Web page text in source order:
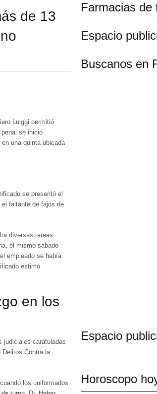
de 13
Luiggi permitió
se inició
una quinta ubicada
se presentó el
faltante de fajos de
diversas tareas
el mismo sábado
empleado se había
estimó
en los
judiciales caratuladas
Contra la
los uniformados
Farmacias de
Espacio
Buscanos en
Espacio
Horoscopo